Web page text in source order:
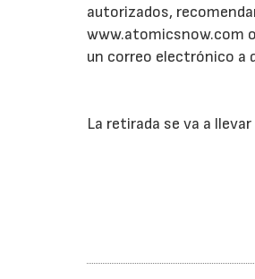
autorizados,
www.atomicsnow.com
un correo electrónico
La retirada se va a